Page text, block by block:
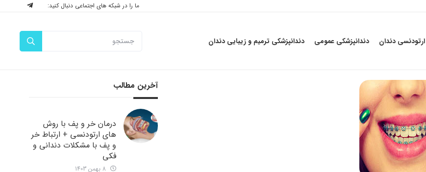
ما را در شبکه های اجتماعی دنبال کنید:
ارتودنسی دندان دندانپزشکی عمومی دندانپزشکی ترمیم و زیبایی دندان
آخرین مطالب
درمان خر و پف با روش
های ارتودنسی + ارتباط خر
و پف با مشکلات دندانی و
فکی